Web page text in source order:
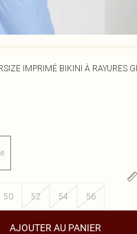
IMPRIMÉ BIKINI À RAYURES
50 52 54 56
AJOUTER AU PANIER